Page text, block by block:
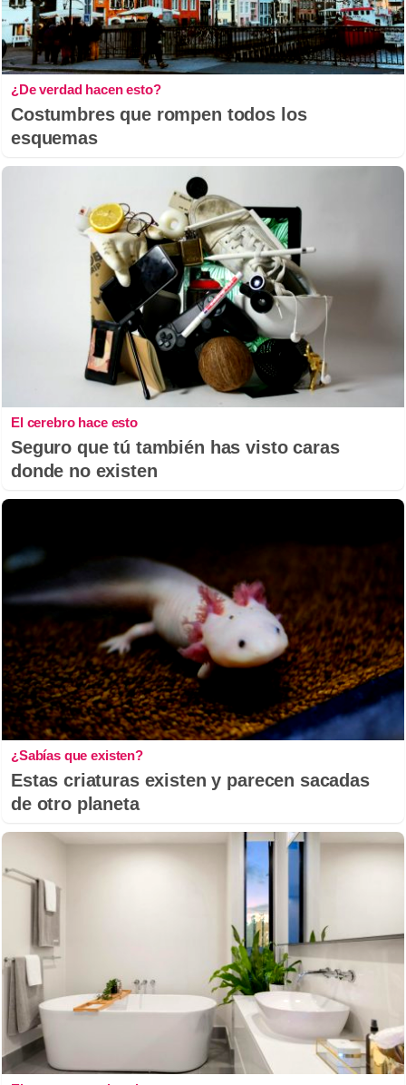
¿De verdad hacen esto?
Costumbres que rompen todos los
esquemas
El cerebro hace esto
Seguro que tú también has visto caras
donde no existen
¿Sabías que existen?
Estas criaturas existen y parecen sacadas
de otro planeta